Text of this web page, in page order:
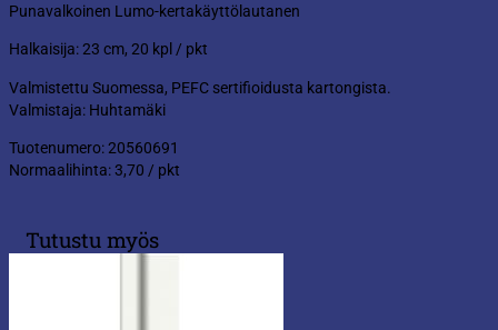
Punavalkoinen Lumo-kertakäyttölautanen
Halkaisija: 23 cm, 20 kpl / pkt
Valmistettu Suomessa, PEFC sertifioidusta kartongista.
Valmistaja: Huhtamäki
Tuotenumero: 20560691
Normaalihinta: 3,70 / pkt
Tutustu myös